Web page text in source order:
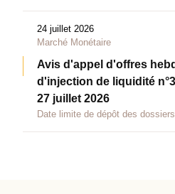
24 juillet 2026
Marché Monétaire
Avis d'appel d'offres
d'injection de liquidité
27 juillet 2026
Date limite de dépôt des